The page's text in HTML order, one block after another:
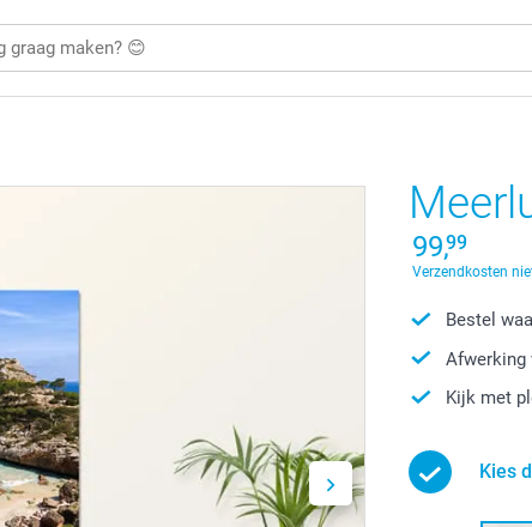
99,99
Verzendkosten
Bestel
Afwerking
Kijk met
Kies